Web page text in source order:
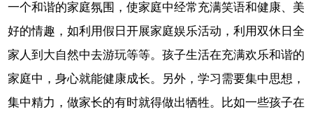
一个和谐的家庭氛围，使家庭中经常充满笑语和健康、美
好的情趣，如利用假日开展家庭娱乐活动，利用双休日全
家人到大自然中去游玩等等。孩子生活在充满欢乐和谐的
家庭中，身心就能健康成长。另外，学习需要集中思想，
集中精力，做家长的有时就得做出牺牲。比如一些孩子在